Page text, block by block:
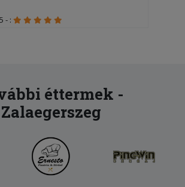
- :
éttermek -
Zalaegerszeg